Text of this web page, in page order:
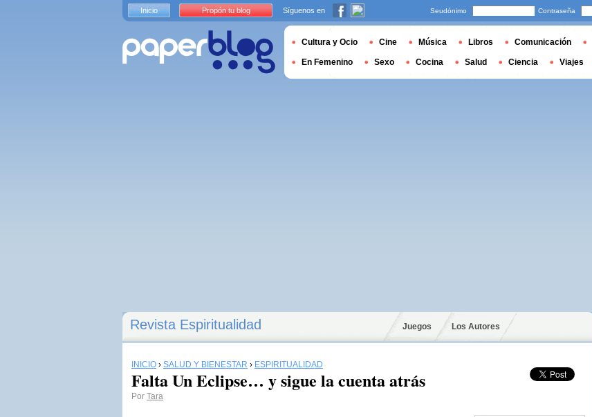
Revista Espiritualidad Juegos Los Autores
INICIO › SALUD Y BIENESTAR › ESPIRITUALIDAD
Falta Un Eclipse… y sigue la cuenta atrás
Por Tara
Inicio Propón tu blog Síguenos en Seudónimo Contraseña
Cultura y Ocio Cine Música Libros Comunicación
En Femenino Sexo Cocina Salud Ciencia Viajes